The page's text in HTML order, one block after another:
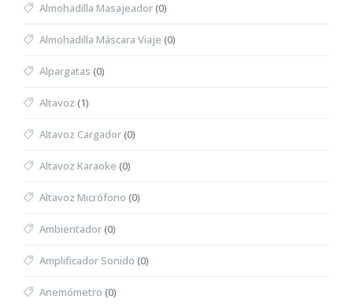
Almohadilla Masajeador(0)
Almohadilla Máscara Viaje (0)
Alpargatas (0)
Altavoz (1)
Altavoz Cargador(0)
Altavoz Karaoke (0)
Altavoz Micrófono (0)
Ambientador(0)
Amplificador Sonido (0)
Anemómetro (0)